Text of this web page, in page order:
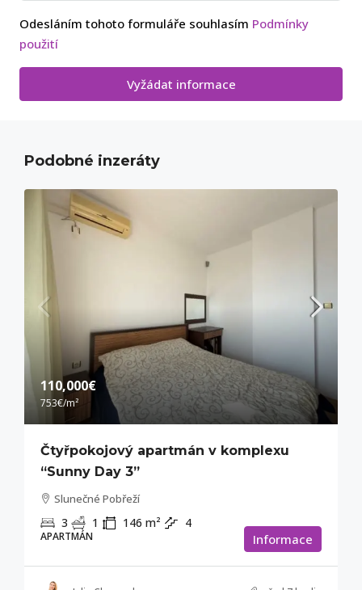
Odesláním tohoto formuláře souhlasím Podmínky
použití
Vyžádat informace
Podobné inzeráty
110,000€
753€/m²
Čtyřpokojový apartmán v komplexu
“Sunny Day 3”
Slunečné Pobřeží
3 1 146 m² 4
APARTMÁN Informace